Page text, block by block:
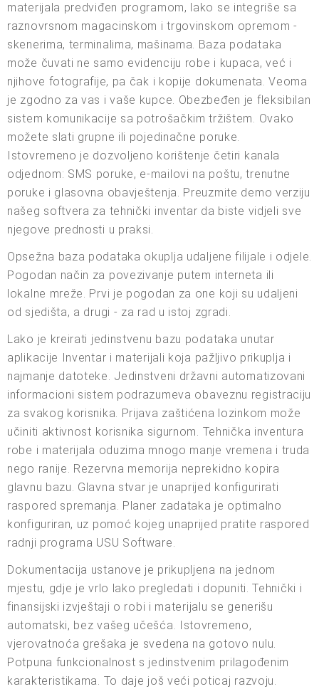
materijala predviđen programom, lako se integriše sa
raznovrsnom magacinskom i trgovinskom opremom -
skenerima, terminalima, mašinama. Baza podataka
može čuvati ne samo evidenciju robe i kupaca, već i
njihove fotografije, pa čak i kopije dokumenata. Veoma
je zgodno za vas i vaše kupce. Obezbeđen je fleksibilan
sistem komunikacije sa potrošačkim tržištem. Ovako
možete slati grupne ili pojedinačne poruke.
Istovremeno je dozvoljeno korištenje četiri kanala
odjednom: SMS poruke, e-mailovi na poštu, trenutne
poruke i glasovna obavještenja. Preuzmite demo verziju
našeg softvera za tehnički inventar da biste vidjeli sve
njegove prednosti u praksi.
Opsežna baza podataka okuplja udaljene filijale i odjele.
Pogodan način za povezivanje putem interneta ili
lokalne mreže. Prvi je pogodan za one koji su udaljeni
od sjedišta, a drugi - za rad u istoj zgradi.
Lako je kreirati jedinstvenu bazu podataka unutar
aplikacije Inventar i materijali koja pažljivo prikuplja i
najmanje datoteke. Jedinstveni državni automatizovani
informacioni sistem podrazumeva obaveznu registraciju
za svakog korisnika. Prijava zaštićena lozinkom može
učiniti aktivnost korisnika sigurnom. Tehnička inventura
robe i materijala oduzima mnogo manje vremena i truda
nego ranije. Rezervna memorija neprekidno kopira
glavnu bazu. Glavna stvar je unaprijed konfigurirati
raspored spremanja. Planer zadataka je optimalno
konfiguriran, uz pomoć kojeg unaprijed pratite raspored
radnji programa USU Software.
Dokumentacija ustanove je prikupljena na jednom
mjestu, gdje je vrlo lako pregledati i dopuniti. Tehnički i
finansijski izvještaji o robi i materijalu se generišu
automatski, bez vašeg učešća. Istovremeno,
vjerovatnoća grešaka je svedena na gotovo nulu.
Potpuna funkcionalnost s jedinstvenim prilagođenim
karakteristikama. To daje još veći poticaj razvoju.